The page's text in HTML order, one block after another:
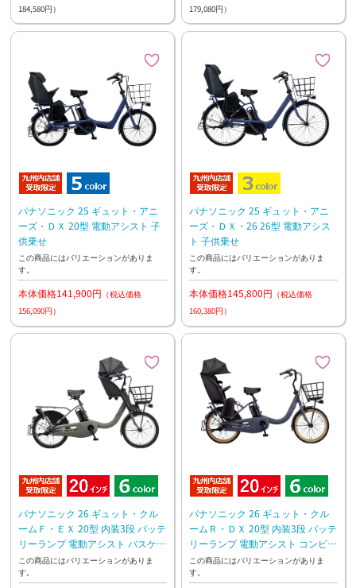
184,580円）
179,080円）
パナソニック 25 ギュット・アニ
ーズ・ＤＸ 20型 電動アシスト 子
供乗せ
この商品にはバリエーションがありま
す。
本体価格141,900円 （税込価格
156,090円）
パナソニック 25 ギュット・アニ
ーズ・ＤＸ・26 26型 電動アシス
ト 子供乗せ
この商品にはバリエーションがありま
す。
本体価格145,800円 （税込価格
160,380円）
パナソニック 26 ギュット・クル
ームＦ・ＥＸ 20型 内装3段 バッテ
リーランプ 電動アシスト バスケッ
ト標準装備 前子乗せモデル
この商品にはバリエーションがありま
す。
パナソニック 26 ギュット・クル
ームＲ・ＤＸ 20型 内装3段 バッテ
リーランプ 電動アシスト コンビコ
ラボモデル
この商品にはバリエーションがありま
す。